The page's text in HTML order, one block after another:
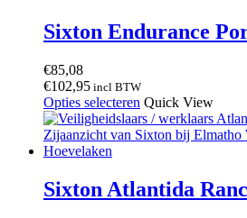
Deze
optie
op
de
productpagina
Sixton Endurance
€85,08
€102,95 incl BTW
Opties selecteren Dit
product
heeft
Deze
optie
Quick View
Sixton Atlantida